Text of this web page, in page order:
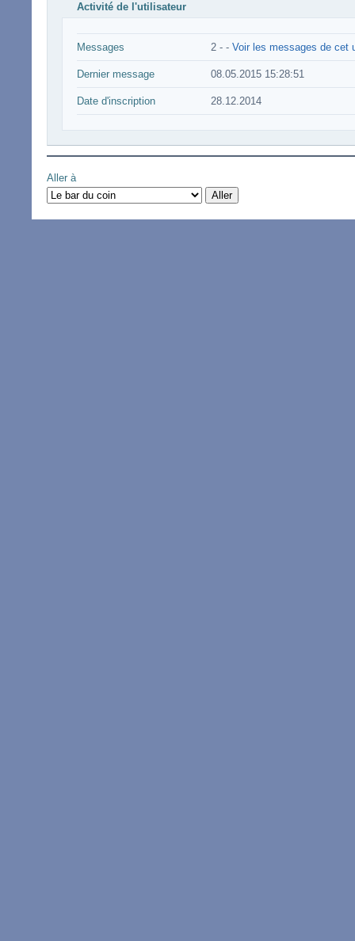
Activité de l'utilisateur
Messages 2 - - Voir les messages de cet
Dernier message 08.05.2015 15:28:51
Date d'inscription 28.12.2014
Aller à